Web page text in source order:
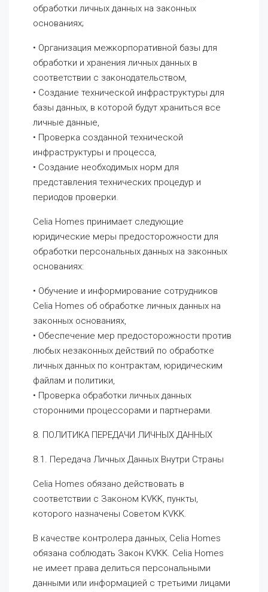
обработки личных данных на законных
основаниях;
• Организация межкорпоративной базы для
обработки и хранения личных данных в
соответствии с законодательством,
• Создание технической инфраструктуры для
базы данных, в которой будут храниться все
личные данные,
• Проверка созданной технической
инфраструктуры и процесса,
• Создание необходимых норм для
представления технических процедур и
периодов проверки.
Celia Homes принимает следующие
юридические меры предосторожности для
обработки персональных данных на законных
основаниях:
• Обучение и информирование сотрудников
Celia Homes об обработке личных данных на
законных основаниях,
• Обеспечение мер предосторожности против
любых незаконных действий по обработке
личных данных по контрактам, юридическим
файлам и политики,
• Проверка обработки личных данных
сторонними процессорами и партнерами.
8. ПОЛИТИКА ПЕРЕДАЧИ ЛИЧНЫХ ДАННЫХ
8.1. Передача Личных Данных Внутри Страны
Celia Homes обязано действовать в
соответствии с Законом KVKK, пункты,
которого назначены Советом KVKK.
В качестве контролера данных, Celia Homes
обязана соблюдать Закон KVKK. Celia Homes
не имеет права делиться персональными
данными или информацией с третьими лицами